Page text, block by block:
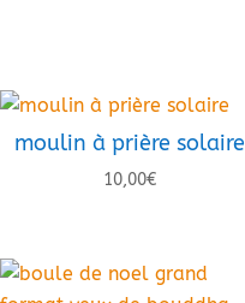
moulin à prière solaire
10,00€